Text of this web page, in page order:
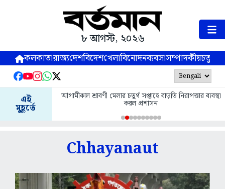
৮ আগস্ট, ২০২৬
কলকাতারাজ্যদেশবিদেশখেলাবিনোদনব্যবসাসম্পাদকীয়
এই
মুহূর্তে
আগামীকাল শ্রাবণী মেলার চতুর্থ সপ্তাহে বাড়তি নিরাপত্তার ব্যবস্থা
করল প্রশাসন
Chhayanaut